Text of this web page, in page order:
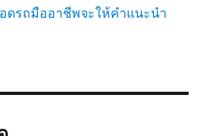
ดรถมืออาชีพจะให้คำแนะนำ